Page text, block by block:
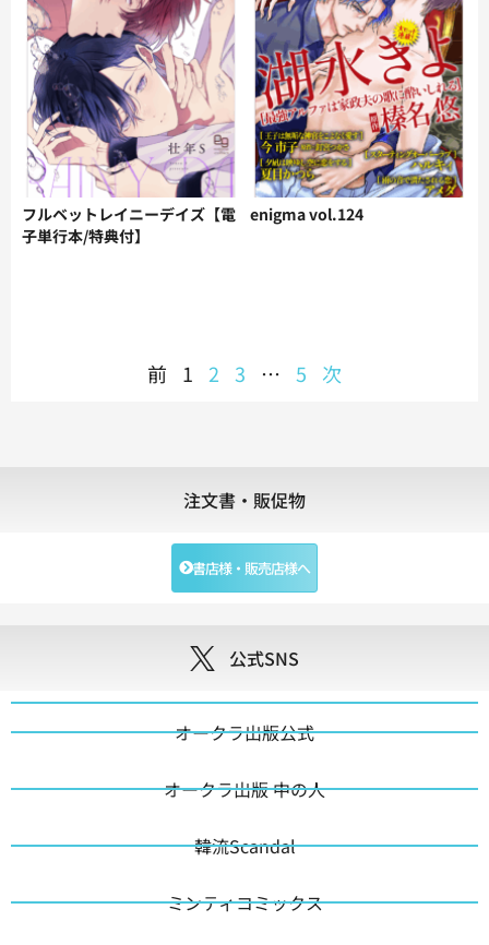
フルベットレイニーデイズ【電
子単行本/特典付】
enigma vol.124
前 1 2 3 … 5 次
注文書・販促物
書店様・販売店様へ
公式SNS
オークラ出版公式
オークラ出版 中の人
韓流Scandal
ミンティコミックス